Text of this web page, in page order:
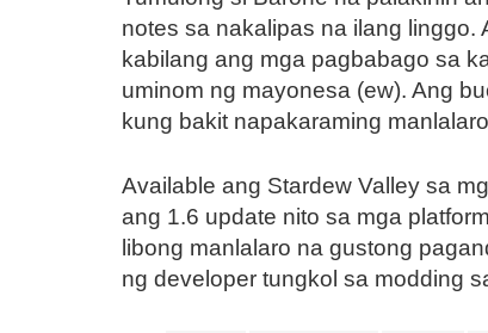
notes sa nakalipas na ilang
kabilang ang mga pagbabago sa
uminom ng mayonesa (ew). Ang
kung bakit napakaraming
Available ang Stardew Valley sa
ang 1.6 update nito sa mga
libong manlalaro na gustong
ng developer tungkol sa modding